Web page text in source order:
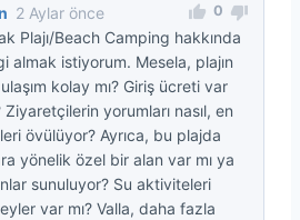
2 Aylar önce
Plajı/Beach Camping hakkında
almak istiyorum. Mesela, plajın
kolay mı? Giriş ücreti var
yorumları nasıl, en
övülüyor? Ayrıca, bu plajda
yönelik özel bir alan var mı ya
sunuluyor? Su aktiviteleri
var mı? Valla, daha fazla
0